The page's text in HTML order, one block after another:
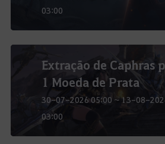
03:00
Extração de Caphras
1 Moeda de Prata
30-07-2026 05:00 ~ 13-08-
03:00